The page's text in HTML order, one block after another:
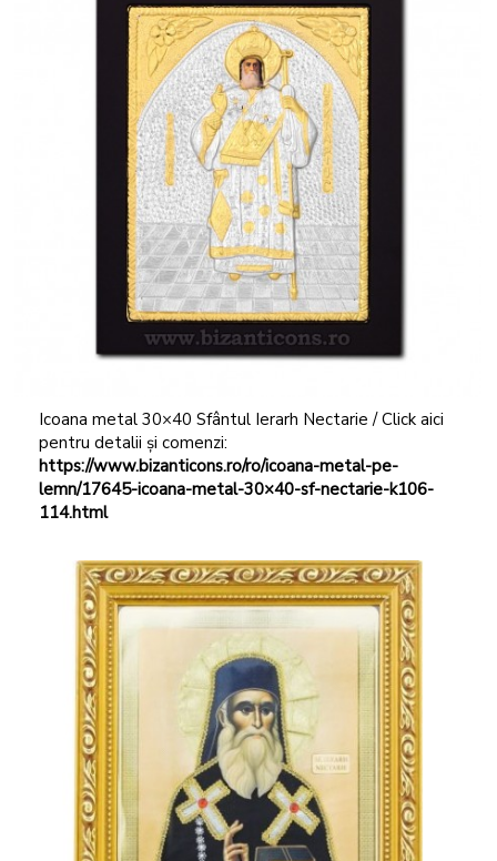
Icoana metal 30×40 Sfântul Ierarh Nectarie / Click aici
pentru detalii și comenzi:
https://www.bizanticons.ro/ro/icoana-metal-pe-
lemn/17645-icoana-metal-30×40-sf-nectarie-k106-
114.html